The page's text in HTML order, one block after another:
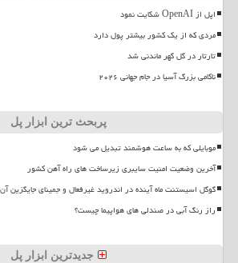
اپل از OpenAI شکایت نمود
مردی که از یک کشور بیشتر پول دارد
تارتار در گل گهر ماندنی شد
ناکامی بزرگ آسیا در جام جهانی ۲۰۲۶
پربحث ترین ابزار پل
موبایلی که به ساعت هوشمند تبدیل می شود
آخرین وضعیت امنیت سایبری زیرساخت های راه آهن کشور
گوگل اسیستنت ماه آینده در اندروید غیرفعال و جمینای جایگزین
راز رنگ آبی در صندلی های هواپیما چیست؟
جدیدترین ابزار پل